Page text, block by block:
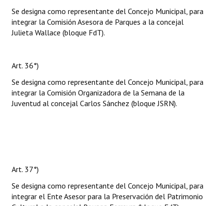
Se designa como representante del Concejo Municipal, para
integrar la Comisión Asesora de Parques a la concejal
Julieta Wallace (bloque FdT).
Art. 36°)
Se designa como representante del Concejo Municipal, para
integrar la Comisión Organizadora de la Semana de la
Juventud al concejal Carlos Sánchez (bloque JSRN).
Art. 37°)
Se designa como representante del Concejo Municipal, para
integrar el Ente Asesor para la Preservación del Patrimonio